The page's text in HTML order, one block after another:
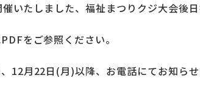
いたしました、福祉まつりクジ大会後日
をご参照ください。
12月22日(月)以降、お電話にてお知ら